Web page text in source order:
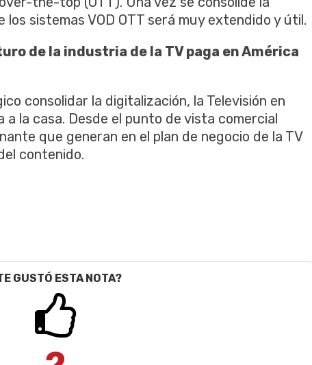
sistemas VOD OTT será muy extendido y útil.
de la industria de la TV paga en América
consolidar la digitalización, la Televisión en
la casa. Desde el punto de vista comercial
que generan en el plan de negocio de la TV
contenido.
GUSTÓ ESTA NOTA?